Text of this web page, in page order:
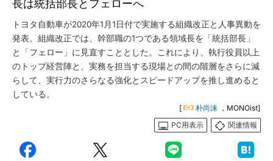
長は統括部長とフェローへ
トヨタ自動車が2020年1月1日付で実施する組織改正と人事異動を
発表。組織改正では、幹部職の1つである領域長を「統括部長」
と「フェロー」に見直すこととした。これにより、執行役員以上
のトップ経営陣と、実務を担当する現場との間の階層をさらに減
らして、実行力のさらなる強化とスピードアップを推し進めると
している。
[ 朴尚洙 ，MONOist]
PC用表示
関連情報